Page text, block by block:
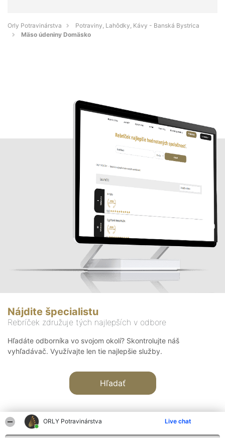
ORLY Potravinárstva Live chat
Orly Potravinárstva
Potraviny, Lahôdky, Kávy - Banská Bystrica
Mäso údeniny Domäsko
Nájdite špecialistu
Rebríček združuje tých najlepších v odbore
Hľadáte odborníka vo svojom okolí? Skontrolujte náš
vyhľadávač. Využívajte len tie najlepšie služby.
Hľadať